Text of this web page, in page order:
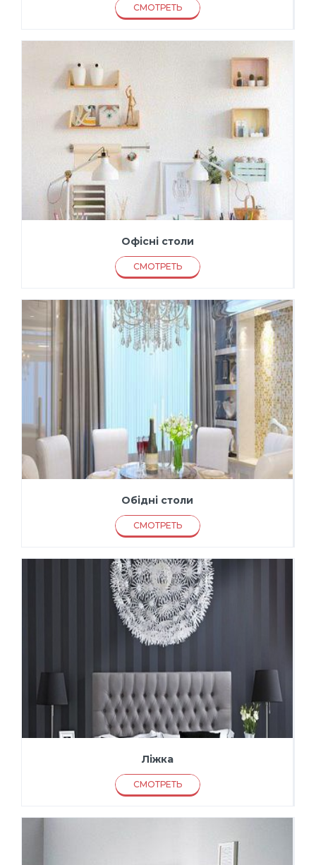
СМОТРЕТЬ
Офісні столи
СМОТРЕТЬ
Обідні столи
СМОТРЕТЬ
Ліжка
СМОТРЕТЬ